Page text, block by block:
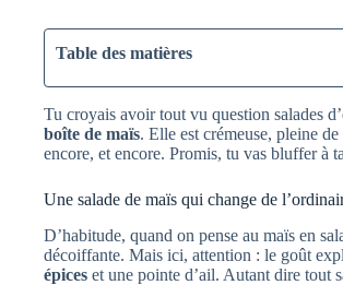
Table des matières
Tu croyais avoir tout vu question salades
boîte de maïs. Elle est crémeuse, pleine
encore, et encore. Promis, tu vas bluffer à
Une salade de maïs qui change de
D’habitude, quand on pense au maïs en
décoiffante. Mais ici, attention : le goût
épices et une pointe d’ail. Autant dire tout